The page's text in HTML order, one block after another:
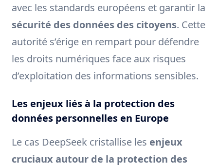
avec les standards européens et garantir la
sécurité des données des citoyens. Cette
autorité s’érige en rempart pour défendre
les droits numériques face aux risques
d’exploitation des informations sensibles.
Les enjeux liés à la protection des
données personnelles en Europe
Le cas DeepSeek cristallise les enjeux
cruciaux autour de la protection des